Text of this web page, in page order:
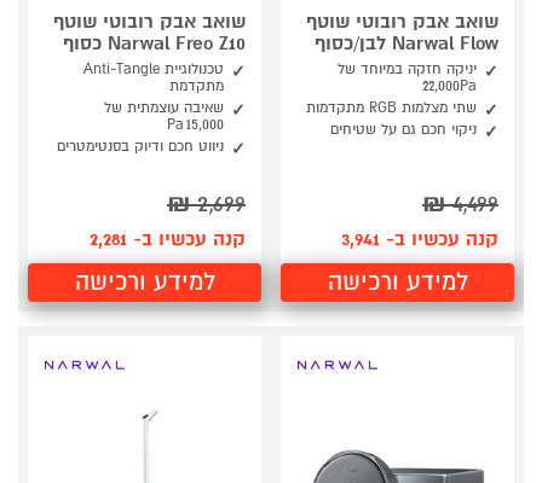
שואב אבק רובוטי שוטף
Narwal Flow לבן/כסוף
יניקה חזקה במיוחד של
22,000Pa
שתי מצלמות RGB מתקדמות
ניקוי חכם גם על שטיחים
4,499
₪
קנה עכשיו ב- 3,941
למידע ורכישה
שואב אבק רובוטי שוטף
Narwal Freo Z10 כסוף
טכנולוגיית Anti‑Tangle
מתקדמת
שאיבה עוצמתית של
15,000 Pa
ניווט חכם ודיוק בסנטימטרים
2,699
₪
קנה עכשיו ב- 2,281
למידע ורכישה